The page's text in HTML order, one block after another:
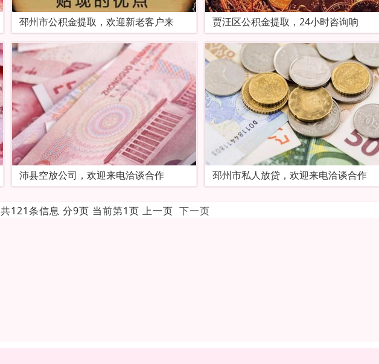
邳州市公积金提取，欢迎新老客户来 贾汪区公积金提取，24小时咨询响
沛县空放公司，欢迎来电洽谈合作 邳州市私人放贷，欢迎来电洽谈合作
共121条信息 分9页 当前第1页 上一页 下一页